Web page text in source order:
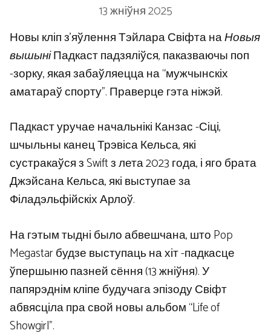
13 жніўня 2025
Новы кліп з’яўлення Тэйлара Свіфта наНовыя
вышыніПадкаст падзяліўся, паказваючы поп
-зорку, якая забаўляецца на “мужчынскіх
аматараў спорту”. Праверце гэта ніжэй.
Падкаст уручае начальнікі Канзас -Сіці,
шчыльны канец Трэвіса Кельса, які
сустракаўся з Swift з лета 2023 года, і яго брата
Джэйсана Кельса, які выступае за
Філадэльфійскіх Арлоў.
На гэтым тыдні было абвешчана, што Pop
Megastar будзе выступаць на хіт -падкасце
ўпершыню пазней сёння (13 жніўня). У
папярэднім кліпе будучага эпізоду Свіфт
абвясціла пра свой новы альбом “Life of
Showgirl”.